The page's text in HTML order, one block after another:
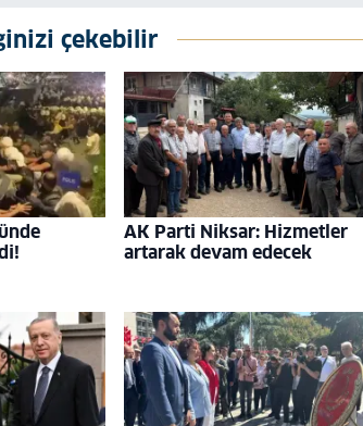
çekebilir
AK Parti Niksar: Hizmetler
artarak devam edecek